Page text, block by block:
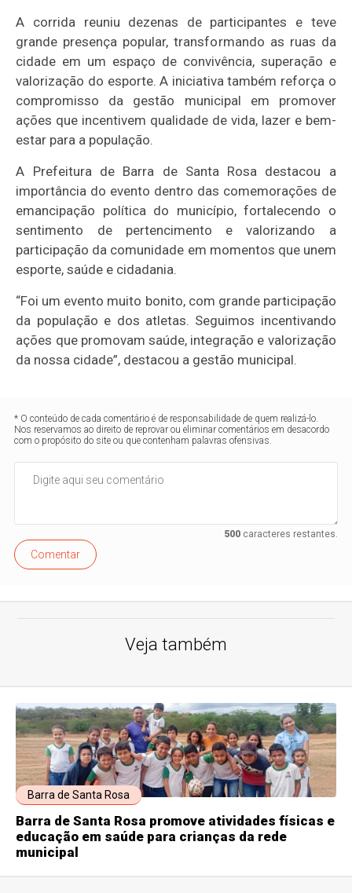
A corrida reuniu dezenas de participantes e teve
grande presença popular, transformando as ruas da
cidade em um espaço de convivência, superação e
valorização do esporte. A iniciativa também reforça o
compromisso da gestão municipal em promover
ações que incentivem qualidade de vida, lazer e bem-
estar para a população.
A Prefeitura de Barra de Santa Rosa destacou a
importância do evento dentro das comemorações de
emancipação política do município, fortalecendo o
sentimento de pertencimento e valorizando a
participação da comunidade em momentos que unem
esporte, saúde e cidadania.
“Foi um evento muito bonito, com grande participação
da população e dos atletas. Seguimos incentivando
ações que promovam saúde, integração e valorização
da nossa cidade”, destacou a gestão municipal.
* O conteúdo de cada comentário é de responsabilidade de quem realizá-lo.
Nos reservamos ao direito de reprovar ou eliminar comentários em desacordo
com o propósito do site ou que contenham palavras ofensivas.
500caracteres restantes.
Comentar
Veja também
Barra de Santa Rosa
Barra de Santa Rosa promove atividades físicas e
educação em saúde para crianças da rede
municipal